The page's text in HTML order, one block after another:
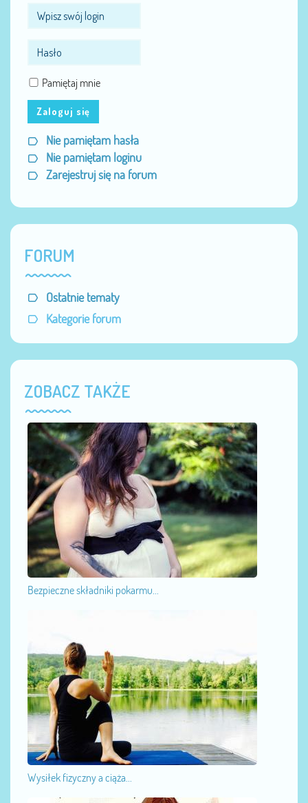
Pamiętaj mnie
Zaloguj się
Nie pamiętam hasła
Nie pamiętam loginu
Zarejestruj się na forum
FORUM
Ostatnie tematy
Kategorie forum
ZOBACZ TAKŻE
Bezpieczne składniki pokarmu...
Wysiłek fizyczny a ciąża...